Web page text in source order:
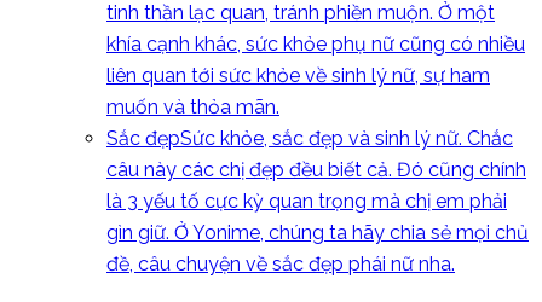
tinh thần lạc quan, tránh phiền muộn. Ở một
khía cạnh khác, sức khỏe phụ nữ cũng có nhiều
liên quan tới sức khỏe về sinh lý nữ, sự ham
muốn và thỏa mãn.
Sắc đẹpSức khỏe, sắc đẹp và sinh lý nữ. Chắc
câu này các chị đẹp đều biết cả. Đó cũng chính
là 3 yếu tố cực kỳ quan trọng mà chị em phải
gìn giữ. Ở Yonime, chúng ta hãy chia sẻ mọi chủ
đề, câu chuyện về sắc đẹp phái nữ nha.